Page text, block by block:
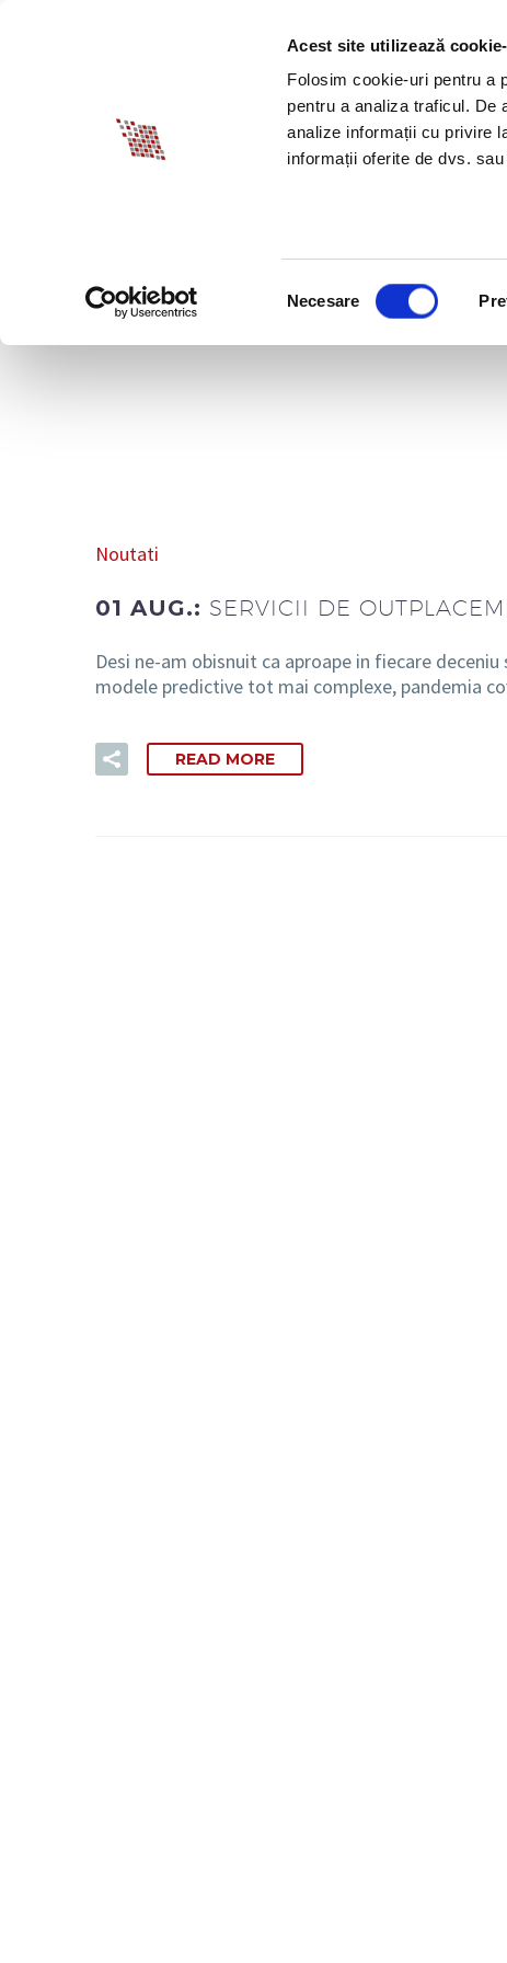
Acest site utilizează
Folosim cookie-uri pentru a
pentru a analiza traficul. De
analize informații cu privire
informații oferite de dvs.
consimțământului
Necesare
DESPRE BIA
SERVICII BIA HR
Noutati
01 AUG.: SERVICII DE
Desi ne-am obisnuit ca aproape in fiecare
modele predictive tot mai complexe, pandemia
READ MORE